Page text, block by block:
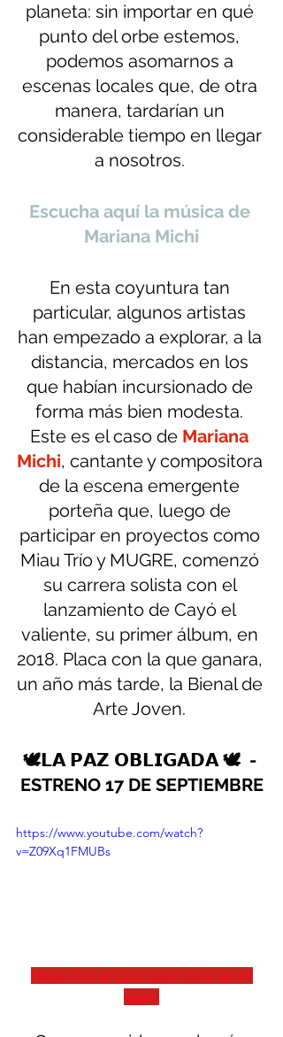
planeta: sin importar en qué
punto del orbe estemos,
podemos asomarnos a
escenas locales que, de otra
manera, tardarían un
considerable tiempo en llegar
a nosotros.
Escucha aquí la música de
Mariana Michi
En esta coyuntura tan
particular, algunos artistas
han empezado a explorar, a la
distancia, mercados en los
que habían incursionado de
forma más bien modesta.
Este es el caso de Mariana
Michi, cantante y compositora
de la escena emergente
porteña que, luego de
participar en proyectos como
Miau Trío y MUGRE, comenzó
su carrera solista con el
lanzamiento de Cayó el
valiente, su primer álbum, en
2018. Placa con la que ganara,
un año más tarde, la Bienal de
Arte Joven.
🕊️𝗟𝗔 𝗣𝗔𝗭 𝗢𝗕𝗟𝗜𝗚𝗔𝗗𝗔 🕊️  -
ESTRENO 17 DE SEPTIEMBRE
https://www.youtube.com/watch?
v=Z09Xq1FMUBs
Haga click en la imagen para ver el
vídeo